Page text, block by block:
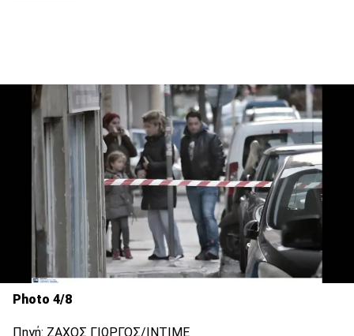
Photo 4/8
Πηγή: ΖΑΧΟΣ ΓΙΩΡΓΟΣ/ΙΝΤΙΜΕ